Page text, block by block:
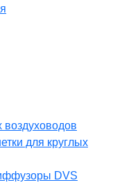
воздуховодов
для круглых
DVS